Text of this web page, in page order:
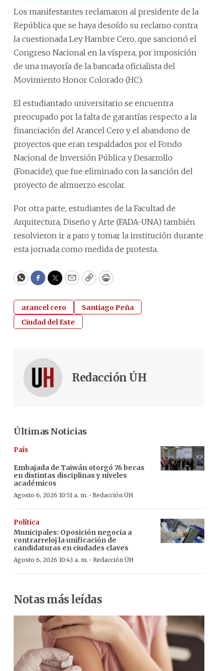
Los manifestantes reclamaron al presidente de la
República que se haya desoído su reclamo contra
la cuestionada Ley Hambre Cero, que sancionó el
Congreso Nacional en la víspera, por imposición
de una mayoría de la bancada oficialista del
Movimiento Honor Colorado (HC).
El estudiantado universitario se encuentra
preocupado por la falta de garantías respecto a la
financiación del Arancel Cero y el abandono de
proyectos que eran respaldados por el Fondo
Nacional de Inversión Pública y Desarrollo
(Fonacide), que fue eliminado con la sanción del
proyecto de almuerzo escolar.
Por otra parte, estudiantes de la Facultad de
Arquitectura, Diseño y Arte (FADA-UNA) también
resolvieron ir a paro y tomar la institución durante
esta jornada como medida de protesta.
WhatsApp
Facebook
Twitter
EmailCopyPrint
arancel cero
Santiago Peña
Ciudad del Este
Redacción ÚH
Últimas Noticias
País
Embajada de Taiwán otorgó 76 becas
en distintas disciplinas y niveles
académicos
Agosto 6, 2026 10:51 a. m. · Redacción ÚH
Política
Municipales: Oposición negocia a
contrarreloj la unificación de
candidaturas en ciudades claves
Agosto 6, 2026 10:43 a. m. · Redacción ÚH
Notas más leídas